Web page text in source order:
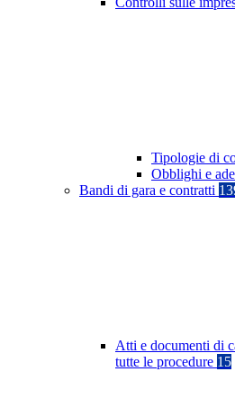
Tipologie di
Obblighi e
Bandi di gara e contratti
Atti e documenti di
tutte le procedure 15